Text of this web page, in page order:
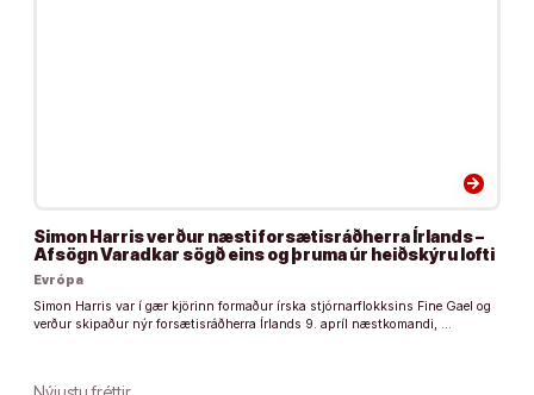
arrow_forward
Simon Harris verður næsti forsætisráðherra Írlands –
Afsögn Varadkar sögð eins og þruma úr heiðskýru lofti
Evrópa
Simon Harris var í gær kjörinn formaður írska stjórnarflokksins Fine Gael og
verður skipaður nýr forsætisráðherra Írlands 9. apríl næstkomandi, …